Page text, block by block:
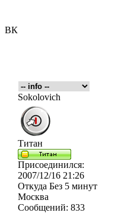
ВК
Sokolovich
Титан
Присоединился:
2007/12/16 21:26
Откуда Без 5 минут
Москва
Сообщений: 833